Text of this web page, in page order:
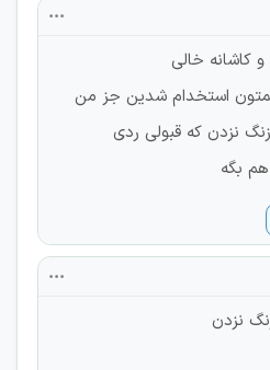
کاشانه خالی
استخدام شدین جز من
نزدن که قبولی ردی
بگه
نزدن